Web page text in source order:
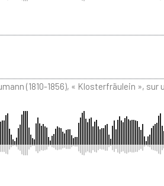
(1810-1856), « Klosterfräulein »,